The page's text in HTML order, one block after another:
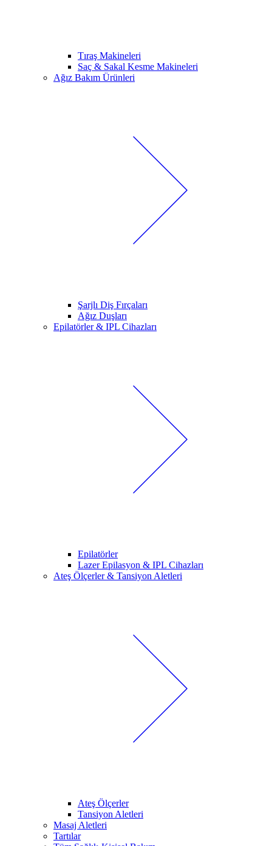
Tıraş Makineleri
Saç & Sakal Kesme Makineleri
Ağız Bakım Ürünleri
Şarjlı Diş Fırçaları
Ağız Duşları
Epilatörler & IPL Cihazları
Epilatörler
Lazer Epilasyon & IPL Cihazları
Ateş Ölçerler & Tansiyon Aletleri
Ateş Ölçerler
Tansiyon Aletleri
Masaj Aletleri
Tartılar